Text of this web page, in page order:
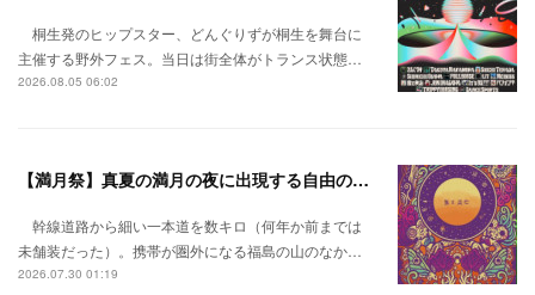
桐生発のヒップスター、どんぐりずが桐生を舞台に
主催する野外フェス。当日は街全体がトランス状態…
2026.08.05 06:02
【満月祭】真夏の満月の夜に出現する自由の桃源郷。
幹線道路から細い一本道を数キロ（何年か前までは
未舗装だった）。携帯が圏外になる福島の山のなか…
2026.07.30 01:19